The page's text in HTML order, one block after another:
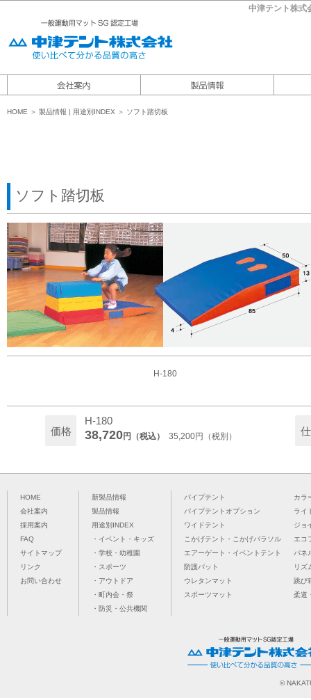
中津テント株式
HOME ＞ 製品情報 | 用途別INDEX ＞ ソフト踏切板
ソフト踏切板
H-180
価格
H-180
38,720円（税込） 35,200円（税別）
HOME
会社案内
採用案内
FAQ
サイトマップ
リンク
お問い合わせ
新製品情報
製品情報
用途別INDEX
・イベント・キッズ
・学校・幼稚園
・スポーツ
・アウトドア
・町内会・祭
・防災・公共機関
パイプテント
カラ
パイプテントオプション
ライ
ワイドテント
ジョ
こかげテント・こかげパラソル
エコ
エアーゲート・イベントテント
パネ
防護パット
リズ
ウレタンマット
跳び
スポーツマット
柔道
©